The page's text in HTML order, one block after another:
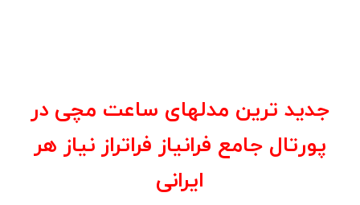
جدید ترین مدلهای ساعت مچی در
پورتال جامع فرانیاز فراتراز نیاز هر
ایرانی